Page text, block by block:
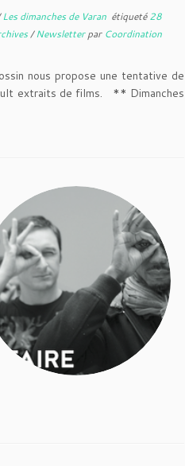
Les dimanches de Varan étiqueté28
/Newsletterpar Coordination
nous propose une tentative de
extraits de films. ** Dimanches